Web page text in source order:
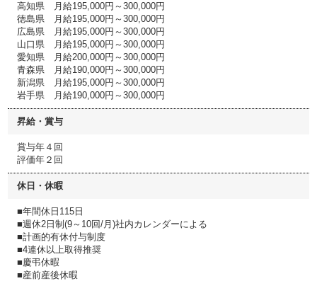
高知県 月給195,000円～300,000円
徳島県 月給195,000円～300,000円
広島県 月給195,000円～300,000円
山口県 月給195,000円～300,000円
愛知県 月給200,000円～300,000円
青森県 月給190,000円～300,000円
新潟県 月給195,000円～300,000円
岩手県 月給190,000円～300,000円
昇給・賞与
賞与年４回
評価年２回
休日・休暇
■年間休日115日
■週休2日制(9～10回/月)社内カレンダーによる
■計画的有休付与制度
■4連休以上取得推奨
■慶弔休暇
■産前産後休暇